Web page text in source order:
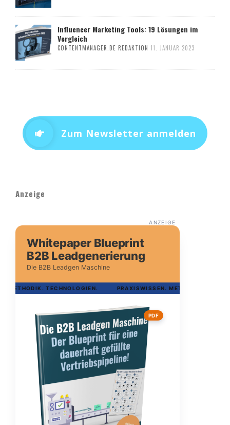
Influencer Marketing Tools: 19 Lösungen im
Vergleich
CONTENTMANAGER.DE REDAKTION 11. JANUAR 2023
Zum Newsletter anmelden
Anzeige